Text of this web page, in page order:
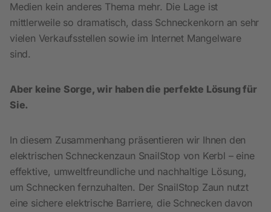
Medien kein anderes Thema mehr. Die Lage ist
mittlerweile so dramatisch, dass Schneckenkorn an sehr
vielen Verkaufsstellen sowie im Internet Mangelware
sind.
Aber keine Sorge, wir haben die perfekte Lösung für
Sie.
In diesem Zusammenhang präsentieren wir Ihnen den
elektrischen Schneckenzaun SnailStop von Kerbl – eine
effektive, umweltfreundliche und nachhaltige Lösung,
um Schnecken fernzuhalten. Der SnailStop Zaun nutzt
eine sichere elektrische Barriere, die Schnecken davon